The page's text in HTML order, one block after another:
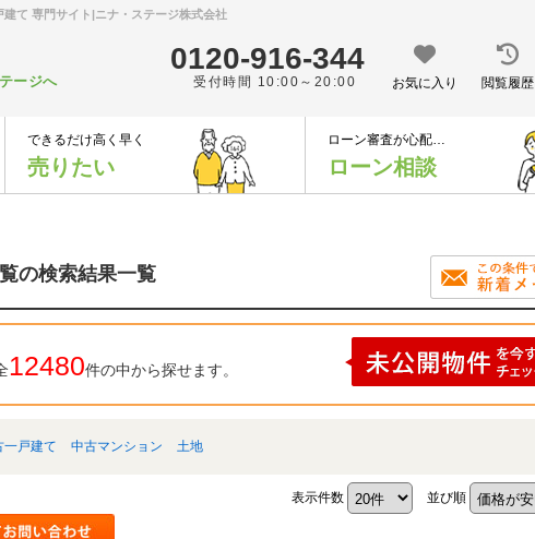
て 専門サイト|ニナ・ステージ株式会社
ージへ
0120-916-344
受付時間 10:00～20:00 お気に入り 閲覧履歴
できるだけ高く早く
売りたい
ローン審査が心配…
ローン相談
の検索結果一覧
12480件の中から探せます。
一戸建て 中古マンション 土地
表示件数 並び順